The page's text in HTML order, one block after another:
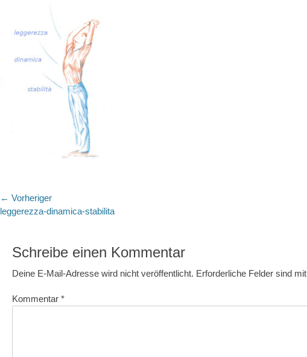
Beitragsnavigation
← Vorheriger
Vorheriger
leggerezza-dinamica-stabilita
Schreibe einen Kommentar
Deine E-Mail-Adresse wird nicht veröffentlicht. Erforderliche Felder sind mit
Kommentar *